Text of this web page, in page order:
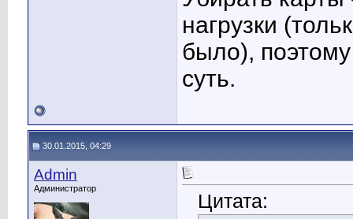
нагрузки
было),
суть.
30.01.2015, 04:29
Admin
Администратор
Цитата: